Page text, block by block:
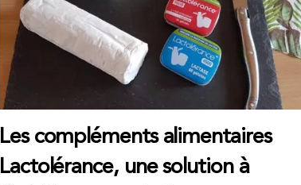
Les compléments alimentaires
Lactolérance, une solution à